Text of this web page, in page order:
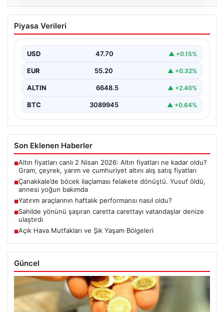
06.08.2026
Çanakkale’de böcek ilaçlaması felakete
dönüştü. Yusuf öldü, annesi yoğun
Piyasa Verileri
USD 47.70 ▲ +0.15%
EUR 55.20 ▲ +0.32%
ALTIN 6648.5 ▲ +2.40%
BTC 3089945 ▲ +0.64%
Son Eklenen Haberler
■Altın fiyatları canlı 2 Nisan 2026: Altın fiyatları ne kadar oldu?
Gram, çeyrek, yarım ve cumhuriyet altını alış satış fiyatları
■Çanakkale’de böcek ilaçlaması felakete dönüştü. Yusuf öldü,
annesi yoğun bakımda
■Yatırım araçlarının haftalık performansı nasıl oldu?
■Sahilde yönünü şaşıran caretta carettayı vatandaşlar denize
ulaştırdı
■Açık Hava Mutfakları ve Şık Yaşam Bölgeleri
Güncel